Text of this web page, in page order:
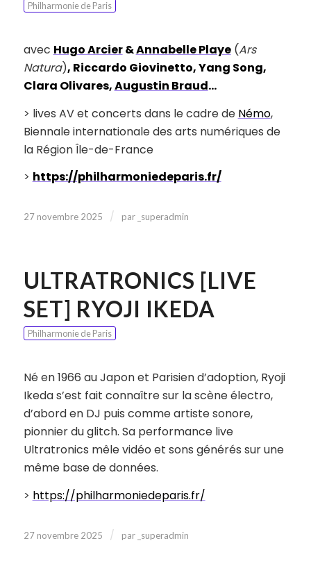
Philharmonie de Paris
avec Hugo Arcier&Annabelle Playe(Ars
Natura), Riccardo Giovinetto, Yang Song,
Clara Olivares,Augustin Braud…
> lives AV et concerts dans le cadre de Némo,
Biennale internationale des arts numériques de
la Région Île-de-France
> https://philharmoniedeparis.fr/
27 novembre 2025 / par _superadmin
ULTRATRONICS [LIVE
SET] RYOJI IKEDA
Philharmonie de Paris
Né en 1966 au Japon et Parisien d’adoption, Ryoji
Ikeda s’est fait connaître sur la scène électro,
d’abord en DJ puis comme artiste sonore,
pionnier du glitch. Sa performance live
Ultratronics mêle vidéo et sons générés sur une
même base de données.
> https://philharmoniedeparis.fr/
27 novembre 2025 / par _superadmin